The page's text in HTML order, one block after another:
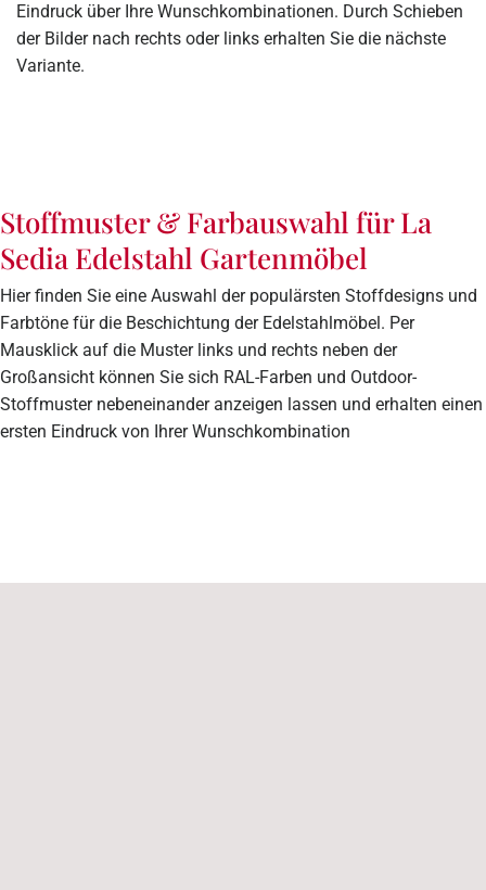
Eindruck über Ihre Wunschkombinationen. Durch Schieben
der Bilder nach rechts oder links erhalten Sie die nächste
Variante.
Stoffmuster & Farbauswahl für La
Sedia Edelstahl Gartenmöbel
Hier finden Sie eine Auswahl der populärsten Stoffdesigns und
Farbtöne für die Beschichtung der Edelstahlmöbel. Per
Mausklick auf die Muster links und rechts neben der
Großansicht können Sie sich RAL-Farben und Outdoor-
Stoffmuster nebeneinander anzeigen lassen und erhalten einen
ersten Eindruck von Ihrer Wunschkombination